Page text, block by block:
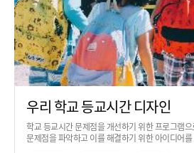
우리 학교 등교시간 디자인
학교 등교시간 문제점을 개선하기 위한 프로그램
문제점을 파악하고 이를 해결하기 위한 아이디어를 내보